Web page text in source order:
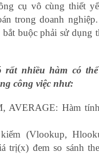
cụ vô cùng thiết
trong doanh
buộc phải sử dụng
rất nhiều hàm có
công việc như:
AVERAGE: Hàm
(Vlookup,
trị(x) đem so sánh